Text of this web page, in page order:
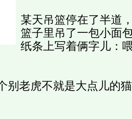
某天吊篮停在了半道
篮子里吊了一包小面
纸条上写着俩字儿：
别老虎不就是大点儿的